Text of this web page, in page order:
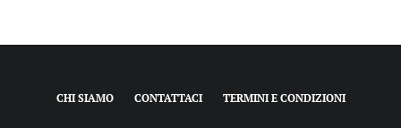
CHI SIAMO CONTATTACI TERMINI E CONDIZIONI